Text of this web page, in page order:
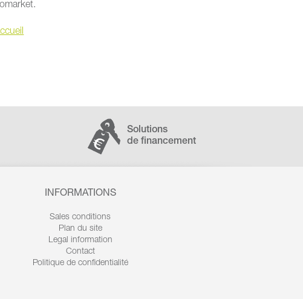
Solutions
de financement
INFORMATIONS
Sales conditions
Plan du site
Legal information
Contact
Politique de confidentialité